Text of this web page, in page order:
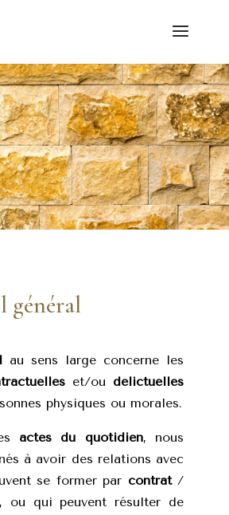
au sens large concerne les
et/ou délictuelles
physiques ou morales.
actes du quotidien, nous
à avoir des relations avec
se former par contrat/
ou qui peuvent résulter de